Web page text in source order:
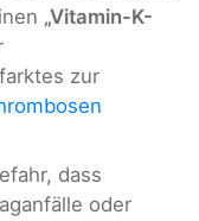
„Vitamin-K-
zur
dass
oder